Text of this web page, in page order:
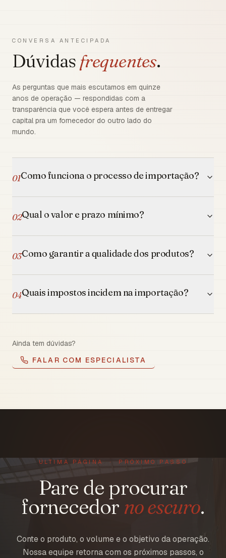
CONVERSA ANTECIPADA
Dúvidas frequentes.
As perguntas que mais escutamos em quinze
anos de operação — respondidas com a
transparência que você espera antes de entregar
capital pra um fornecedor do outro lado do
mundo.
01Como funciona o processo de importação?
02Qual o valor e prazo mínimo?
03Como garantir a qualidade dos produtos?
04Quais impostos incidem na importação?
Ainda tem dúvidas?
FALAR COM ESPECIALISTA
ÚLTIMA PÁGINA · PRÓXIMO PASSO
Pare de procurar
fornecedor no escuro.
Conte o produto, o volume e o objetivo da operação.
Nossa equipe retorna com os próximos passos, o